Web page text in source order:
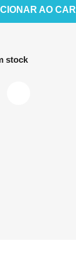
AO
stock